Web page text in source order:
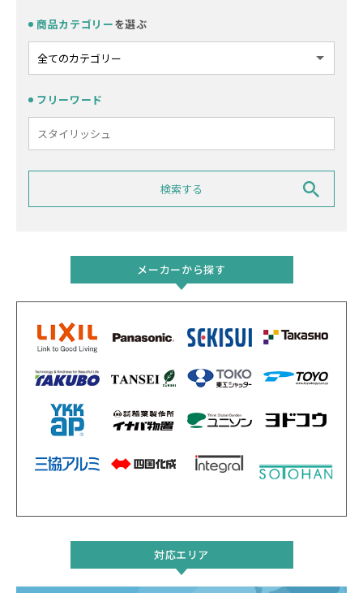
商品カテゴリーを選ぶ
フリーワード
メーカーから探す
対応エリア